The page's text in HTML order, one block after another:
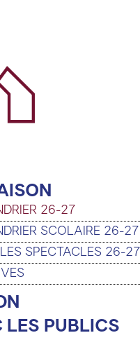
26-27
SCOLAIRE 26-27
LES SPECTACLES 26-27
LES PUBLICS